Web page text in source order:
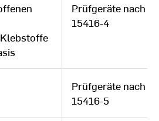
Prüfgeräte nach
15416-4
Prüfgeräte nach
15416-5